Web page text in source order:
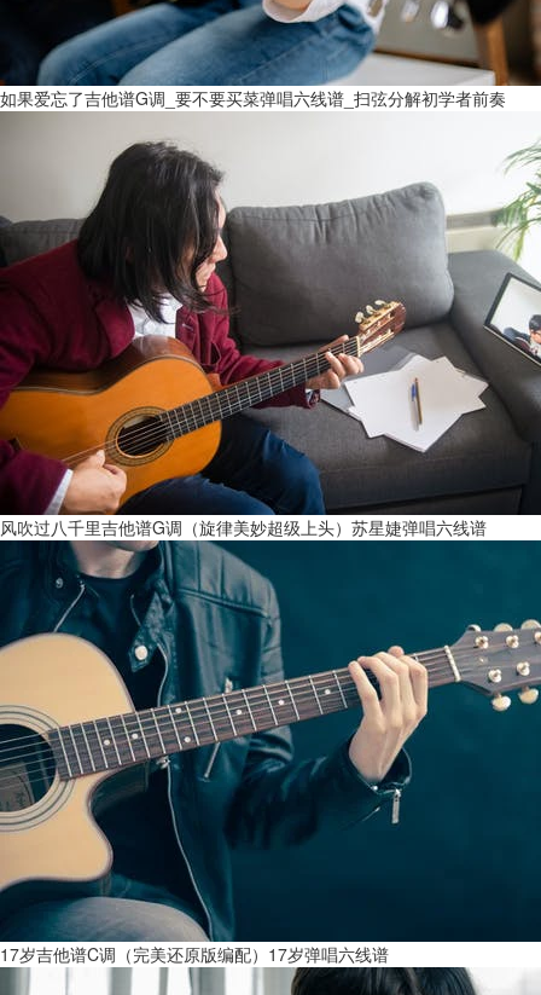
如果爱忘了吉他谱G调_要不要买菜弹唱六线谱_扫弦分解初学者前奏
风吹过八千里吉他谱G调（旋律美妙超级上头）苏星婕弹唱六线谱
17岁吉他谱C调（完美还原版编配）17岁弹唱六线谱